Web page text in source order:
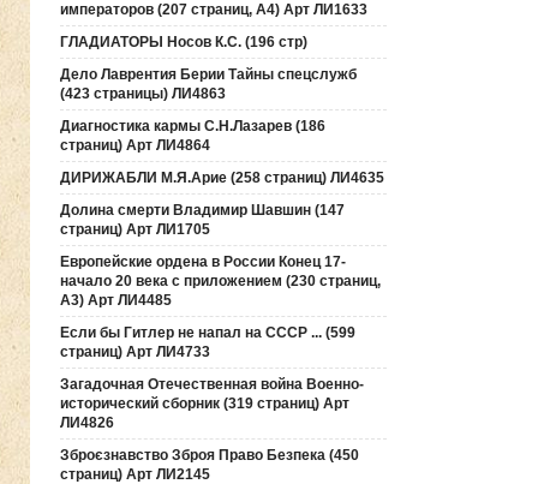
императоров (207 страниц, А4) Арт ЛИ1633
ГЛАДИАТОРЫ Носов К.С. (196 стр)
Дело Лаврентия Берии Тайны спецслужб
(423 страницы) ЛИ4863
Диагностика кармы С.Н.Лазарев (186
страниц) Арт ЛИ4864
ДИРИЖАБЛИ М.Я.Арие (258 страниц) ЛИ4635
Долина смерти Владимир Шавшин (147
страниц) Арт ЛИ1705
Европейские ордена в России Конец 17-
начало 20 века с приложением (230 страниц,
А3) Арт ЛИ4485
Если бы Гитлер не напал на СССР ... (599
страниц) Арт ЛИ4733
Загадочная Отечественная война Военно-
исторический сборник (319 страниц) Арт
ЛИ4826
Зброєзнавство Зброя Право Безпека (450
страниц) Арт ЛИ2145